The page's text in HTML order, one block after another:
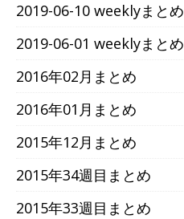
2019-06-10 weeklyまとめ
2019-06-01 weeklyまとめ
2016年02月まとめ
2016年01月まとめ
2015年12月まとめ
2015年34週目まとめ
2015年33週目まとめ